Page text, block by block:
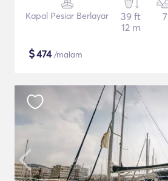
Kapal Pesiar Berlayar
39 ft
12 m
7
$474/malam